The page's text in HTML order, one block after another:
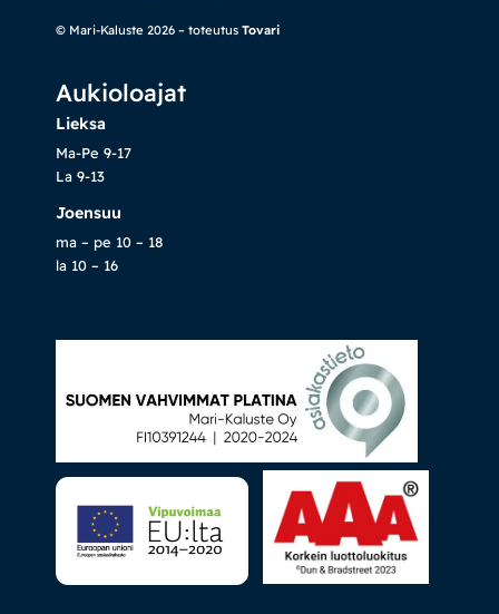
© Mari-Kaluste 2026 – toteutus Tovari
Aukioloajat
Lieksa
Ma-Pe 9-17
La 9-13
Joensuu
ma – pe 10 – 18
la 10 – 16